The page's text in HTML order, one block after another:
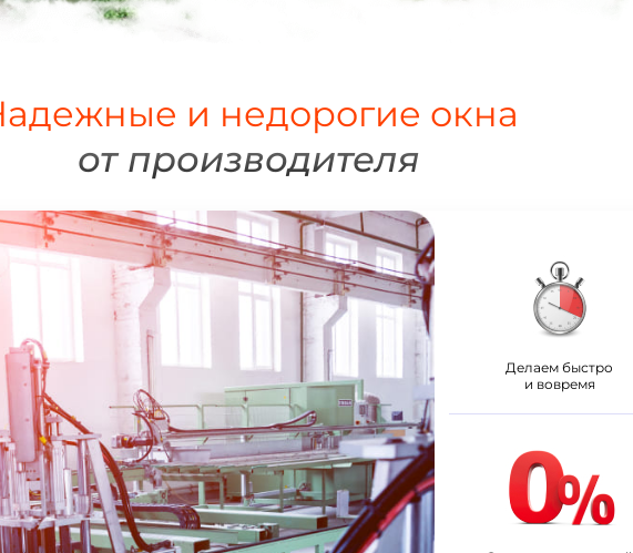
и недорогие окна
от производителя
Делаем быстро
и вовремя